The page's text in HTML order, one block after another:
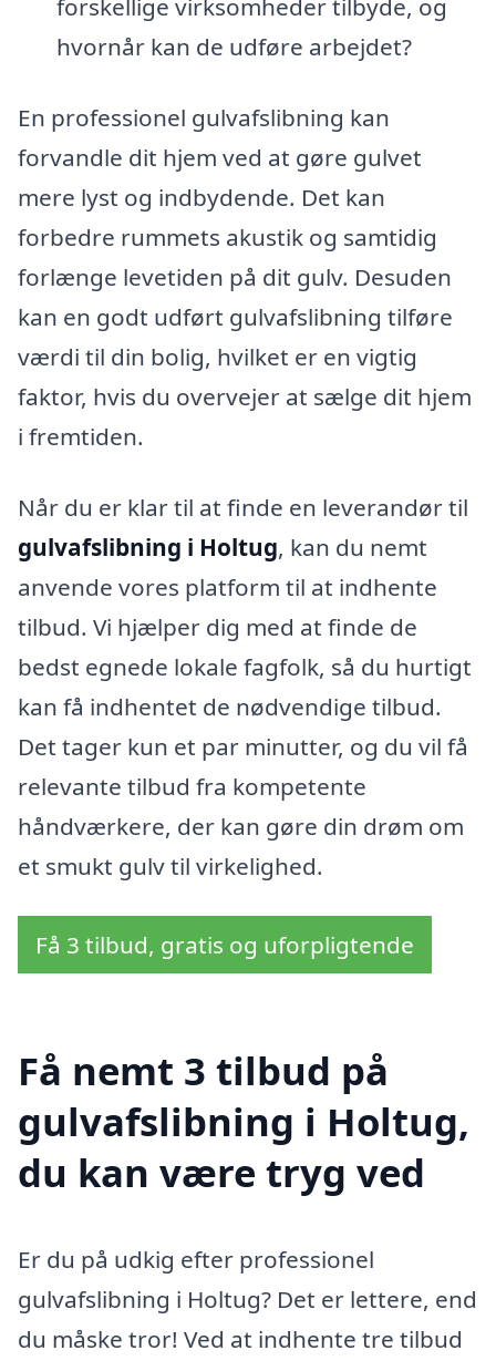
forskellige virksomheder tilbyde, og
hvornår kan de udføre arbejdet?
En professionel gulvafslibning kan
forvandle dit hjem ved at gøre gulvet
mere lyst og indbydende. Det kan
forbedre rummets akustik og samtidig
forlænge levetiden på dit gulv. Desuden
kan en godt udført gulvafslibning tilføre
værdi til din bolig, hvilket er en vigtig
faktor, hvis du overvejer at sælge dit hjem
i fremtiden.
Når du er klar til at finde en leverandør til
gulvafslibning i Holtug, kan du nemt
anvende vores platform til at indhente
tilbud. Vi hjælper dig med at finde de
bedst egnede lokale fagfolk, så du hurtigt
kan få indhentet de nødvendige tilbud.
Det tager kun et par minutter, og du vil få
relevante tilbud fra kompetente
håndværkere, der kan gøre din drøm om
et smukt gulv til virkelighed.
Få 3 tilbud, gratis og uforpligtende
Få nemt 3 tilbud på
gulvafslibning i Holtug,
du kan være tryg ved
Er du på udkig efter professionel
gulvafslibning i Holtug? Det er lettere, end
du måske tror! Ved at indhente tre tilbud